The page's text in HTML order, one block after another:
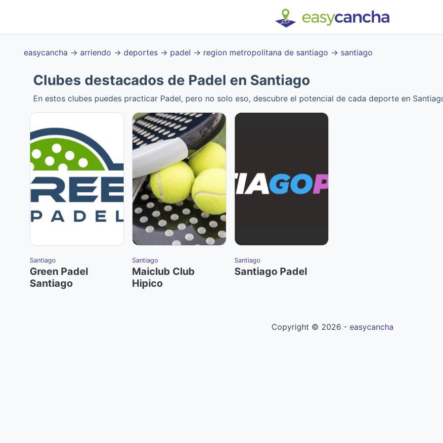
easycancha → arriendo → deportes → padel → region metropolitana de santiago → santiago
Santiago
Green Padel
Santiago
Santiago
Maiclub Club
Hipico
Santiago
Santiago Padel
Clubes destacados de Padel en Santiago
En estos clubes puedes practicar Padel, pero no solo eso, descubre el potencial de cada deporte en
Copyright © 2026 - easycancha